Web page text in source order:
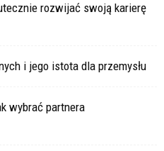
rozwijać swoją karierę
i jego istota dla przemysłu
wybrać partnera